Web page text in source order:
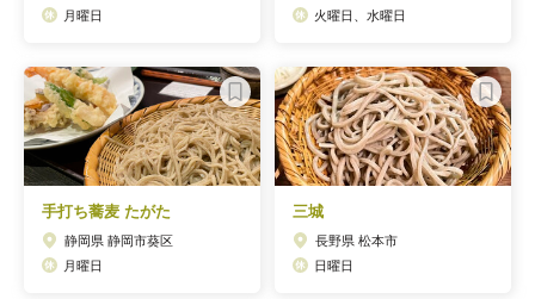
月曜日
火曜日、水曜日
手打ち蕎麦 たがた
静岡県 静岡市葵区
月曜日
三城
長野県 松本市
日曜日